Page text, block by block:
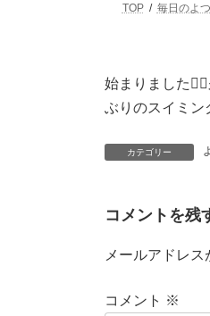
TOP 毎日のよ
始まりました
ぶりのスイミン
カテゴリー
コメントを残
メールアドレス
コメント ※